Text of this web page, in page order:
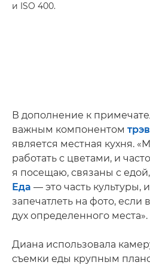
и ISO 400.
В дополнение к
важным компонентом
является местная кухня.
работать с цветами, и
я посещаю, связаны с
Еда — это часть культуры,
запечатлеть на фото, если
дух определенного места».
Диана использовала
съемки еды крупным